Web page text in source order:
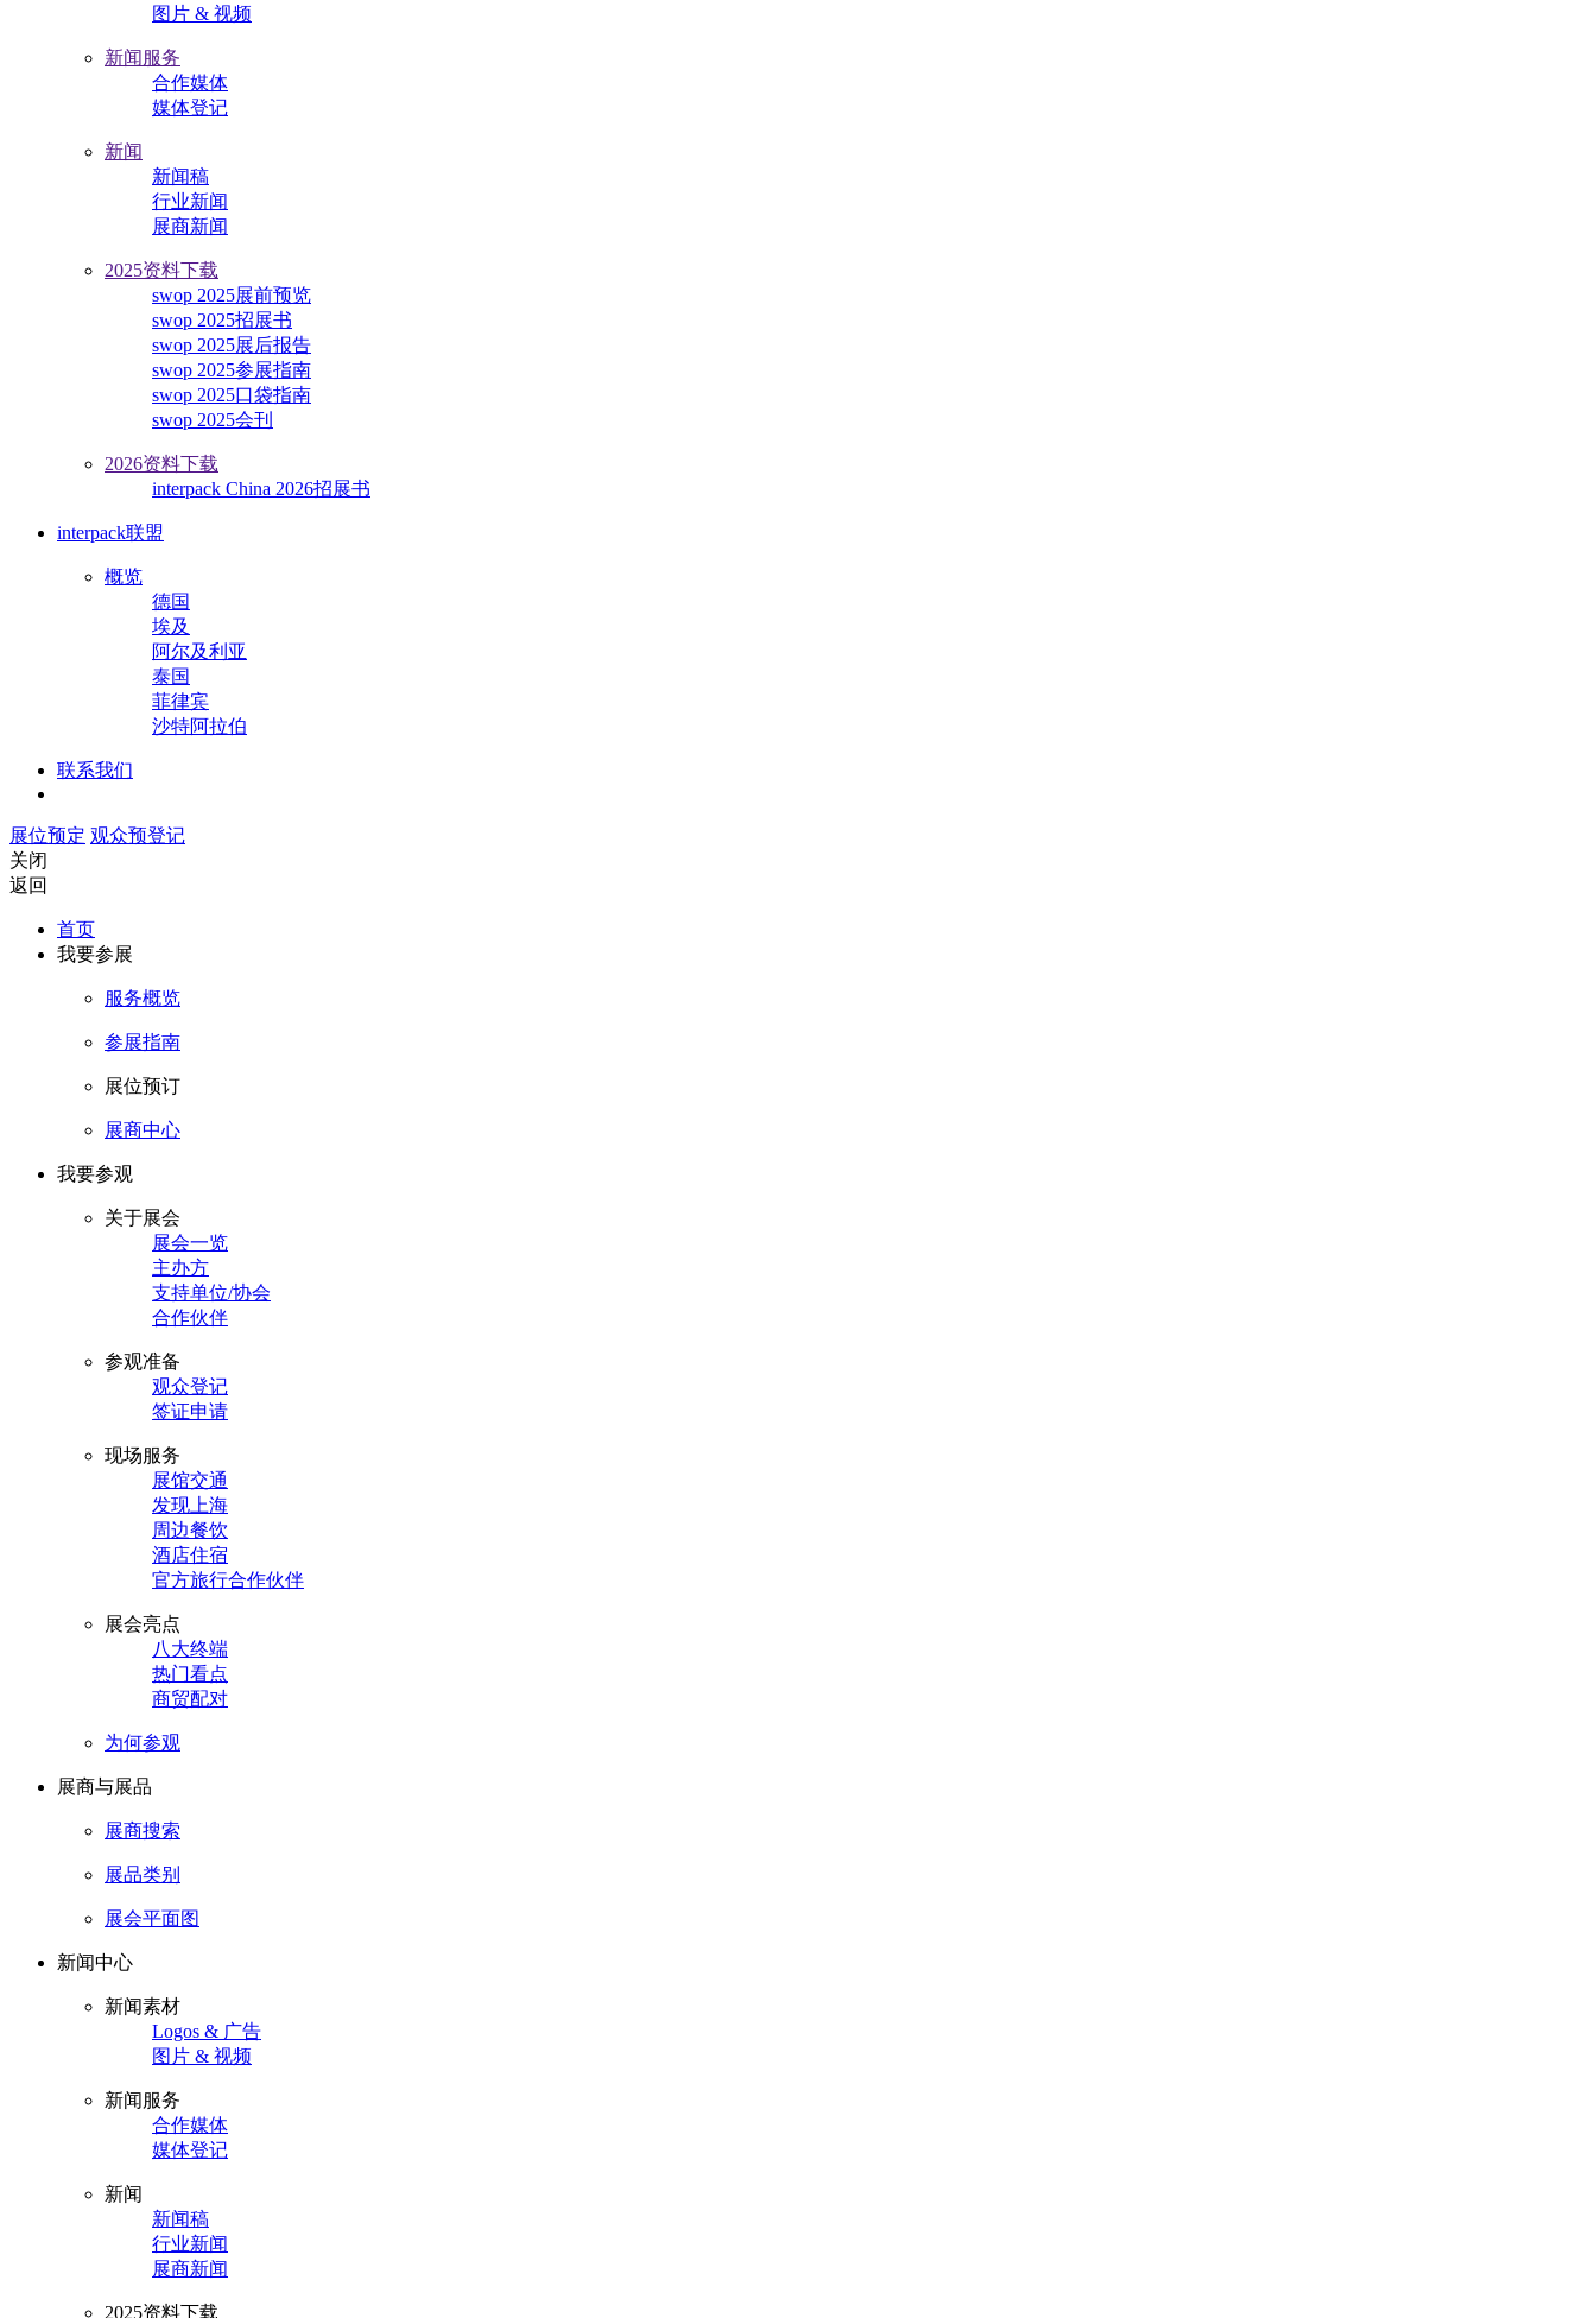
图片 & 视频
新闻服务
合作媒体
媒体登记
新闻
新闻稿
行业新闻
展商新闻
2025资料下载
swop 2025展前预览
swop 2025招展书
swop 2025展后报告
swop 2025参展指南
swop 2025口袋指南
swop 2025会刊
2026资料下载
interpack China 2026招展书
interpack联盟
概览
德国
埃及
阿尔及利亚
泰国
菲律宾
沙特阿拉伯
联系我们
展位预定 观众预登记
关闭
返回
首页
我要参展
服务概览
参展指南
展位预订
展商中心
我要参观
关于展会
展会一览
主办方
支持单位/协会
合作伙伴
参观准备
观众登记
签证申请
现场服务
展馆交通
发现上海
周边餐饮
酒店住宿
官方旅行合作伙伴
展会亮点
八大终端
热门看点
商贸配对
为何参观
展商与展品
展商搜索
展品类别
展会平面图
新闻中心
新闻素材
Logos & 广告
图片 & 视频
新闻服务
合作媒体
媒体登记
新闻
新闻稿
行业新闻
展商新闻
2025资料下载